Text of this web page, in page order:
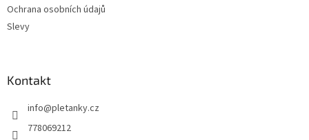
Ochrana osobních údajů
Slevy
Kontakt
info@pletanky.cz
778069212